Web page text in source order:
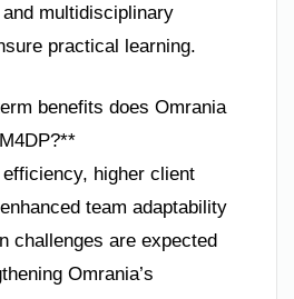
multidisciplinary
practical learning.
benefits does Omrania
efficiency, higher client
team adaptability
challenges are expected
Omrania’s